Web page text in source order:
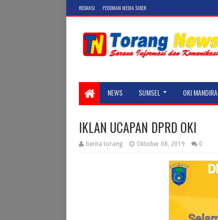
REDAKSI PEDOMAN MEDIA SIBER
NEWS SUMSEL OKI MANDIRA
IKLAN UCAPAN DPRD OKI
berita torang Oktober 08, 2019 0